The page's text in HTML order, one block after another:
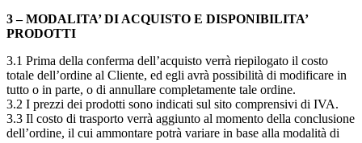
3 – MODALITA’ DI ACQUISTO E DISPONIBILITA’
PRODOTTI
3.1 Prima della conferma dell’acquisto verrà riepilogato il costo
totale dell’ordine al Cliente, ed egli avrà possibilità di modificare in
tutto o in parte, o di annullare completamente tale ordine.
3.2 I prezzi dei prodotti sono indicati sul sito comprensivi di IVA.
3.3 Il costo di trasporto verrà aggiunto al momento della conclusione
dell’ordine, il cui ammontare potrà variare in base alla modalità di